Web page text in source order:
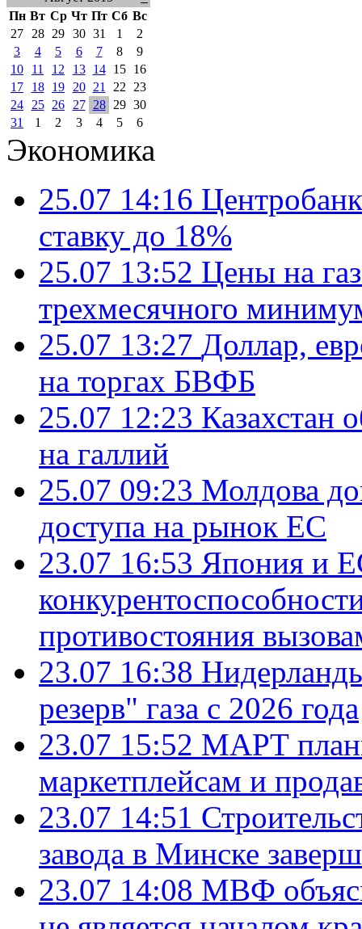
Пн Вт Ср Чт Пт Сб Вс
27
28 29 30 31 1
2
3
4 5 6 7 8
9
10
11 12 13 14 15
16
17
18 19 20 21 22
23
24
25 26 27 28 29 30
31
1 2 3 4 5 6
Экономика
25.07 14:16
ставку до 18%
25.07 13:52 Цены на
трехмесячного
25.07 13:27 Доллар,
на торгах БВФБ
25.07 12:23 Казахстан
на галлий
25.07 09:23 Молдова
доступа на рынок ЕС
23.07 16:53 Япония и
противостояния
23.07 16:38
резерв" газа с 2026 года
23.07 15:52 МАРТ
маркетплейсам и
23.07 14:51
завода в Минске
23.07 14:08 МВФ